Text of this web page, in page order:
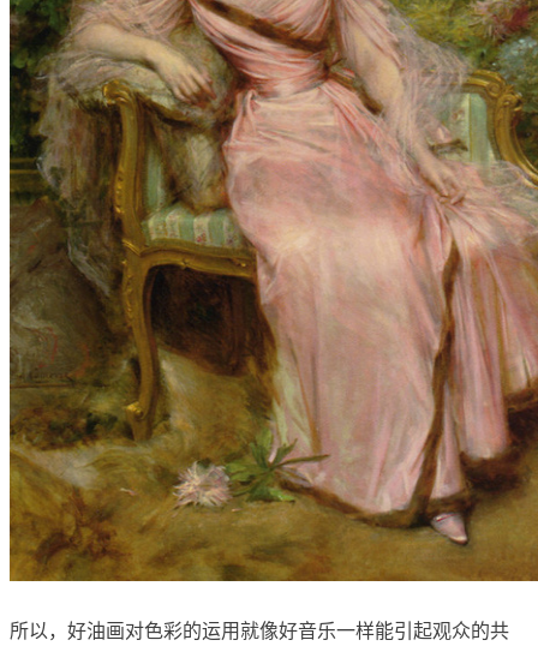
所以，好油画对色彩的运用就像好音乐一样能引起观众的共